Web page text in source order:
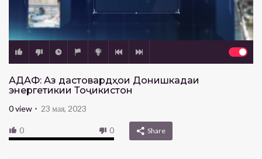
ҲАДАФ: Аз дастовардҳои Донишкадаи
энергетикии Тоҷикистон
0view 23 мая, 2023
0 0 Share